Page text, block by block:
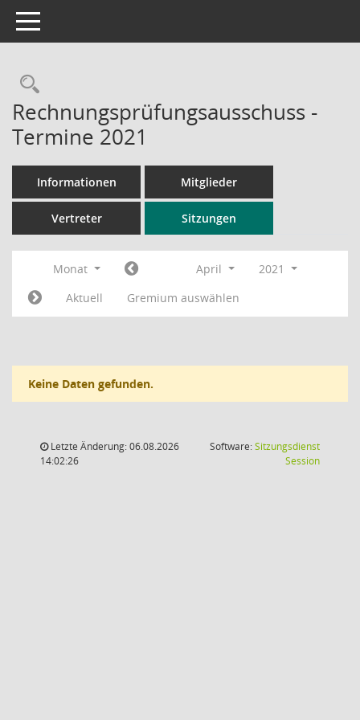
Toggle navigation
Rechercheauswahl
Rechnungsprüfungsausschuss -
Termine 2021
Informationen Mitglieder
Vertreter Sitzungen
Monat April
2021
Aktuell
Gremium auswählen
Keine Daten gefunden.
Letzte Änderung: 06.08.2026
14:02:26
Software:Sitzungsdienst
Session(Wird in